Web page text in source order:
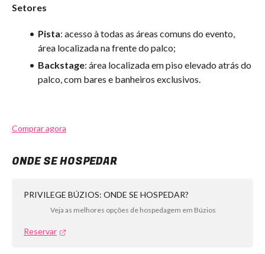
Setores
Pista: acesso à todas as áreas comuns do evento,
área localizada na frente do palco;
Backstage: área localizada em piso elevado atrás do
palco, com bares e banheiros exclusivos.
Comprar agora
ONDE SE HOSPEDAR
PRIVILEGE BÚZIOS: ONDE SE HOSPEDAR?
Veja as melhores opções de hospedagem em Búzios
Reservar